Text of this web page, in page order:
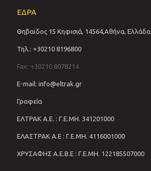
ΕΔΡΑ
Θηβαϊδος 15 Κηφισιά, 14564,Αθήνα, Ελλάδα
Τηλ.: +30210 8196800
Fax: +30210 8078214
E-mail: info@eltrak.gr
Γραφεία
ΕΛΤΡΑΚ Α.Ε. : Γ.Ε.ΜΗ. 341201000
ΕΛΑΣΤΡΑΚ Α.Ε : Γ.Ε.ΜΗ. 4116001000
ΧΡΥΣΑΦΗΣ Α.Ε.Β.Ε : Γ.Ε.ΜΗ. 122185507000